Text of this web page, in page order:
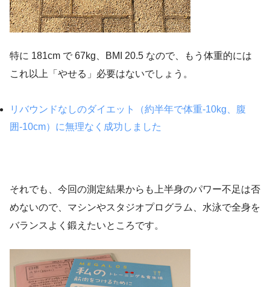
特に 181cm で 67kg、BMI 20.5 なので、もう体重的には
これ以上「やせる」必要はないでしょう。
リバウンドなしのダイエット（約半年で体重-10kg、腹
囲-10cm）に無理なく成功しました
それでも、今回の測定結果からも上半身のパワー不足は否
めないので、マシンやスタジオプログラム、水泳で全身を
バランスよく鍛えたいところです。